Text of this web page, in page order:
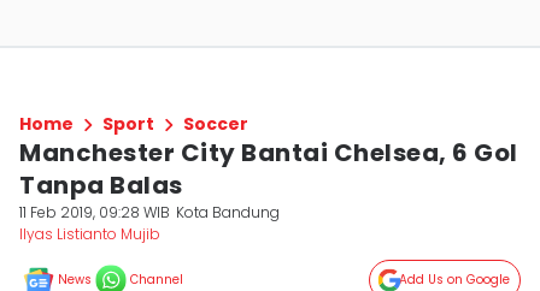
Home Sport Soccer
Manchester City Bantai Chelsea, 6 Gol
Tanpa Balas
11 Feb 2019, 09:28 WIB Kota Bandung
Ilyas Listianto Mujib
News Channel Add Us on Google